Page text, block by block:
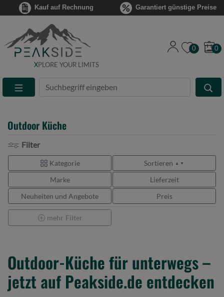
Kauf auf Rechnung Garantiert günstige Preise
XPLORE YOUR LIMITS
Suche
Eingabefeld
0 0
Outdoor Küche
Filter
Kategorie Sortieren ▲ ▼
Marke
Lieferzeit
Neuheiten und Angebote
Preis
mehr Filter
Outdoor-Küche für unterwegs –
jetzt auf Peakside.de entdecken